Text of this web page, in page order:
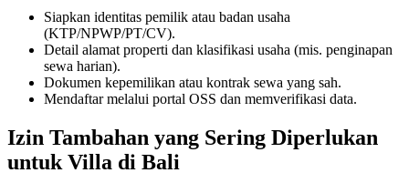
Indian Man Caught With Over 10kg of
Portuguese National Taken to Hospital After
Nusa Penida Levy Sparks Tourist Trip
Improved Mobility and Revenue: Bali’s Solution
Siapkan identitas pemilik atau badan usaha
(KTP/NPWP/PT/CV).
Detail alamat properti dan klasifikasi usaha (mis. penginapan
sewa harian).
Dokumen kepemilikan atau kontrak sewa yang sah.
Mendaftar melalui portal OSS dan memverifikasi data.
Izin Tambahan yang Sering Diperlukan
untuk Villa di Bali